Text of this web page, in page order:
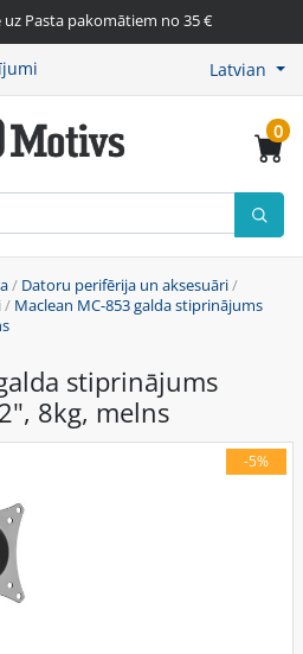
uz Pasta pakomātiem no 35 €
Latvian
0
/ Datoru perifērija un aksesuāri/
/ Maclean MC-853 galda stiprinājums
stiprinājums
8kg, melns
-5%